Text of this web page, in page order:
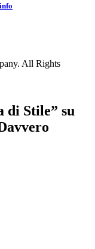
All Rights
di Stile” su